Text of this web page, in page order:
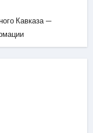
Кавказа —